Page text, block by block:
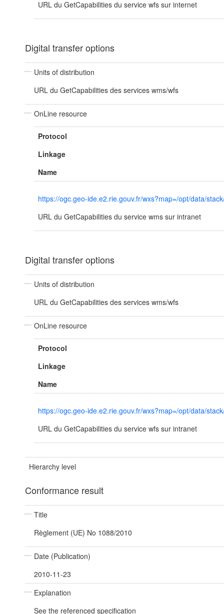
URL du GetCapabilities du service wfs sur internet
Digital transfer options
Units of distribution
URL du GetCapabilities des services wms/wfs
OnLine resource
Protocol
Linkage
Name
https://ogc.geo-ide.e2.rie.gouv.fr/wxs?map=/opt/data/
URL du GetCapabilities du service wms sur intranet
Digital transfer options
Units of distribution
URL du GetCapabilities des services wms/wfs
OnLine resource
Protocol
Linkage
Name
https://ogc.geo-ide.e2.rie.gouv.fr/wxs?map=/opt/data/
URL du GetCapabilities du service wfs sur intranet
Hierarchy level
Conformance result
Title
Règlement (UE) No 1088/2010
Date (Publication)
2010-11-23
Explanation
See the referenced specification